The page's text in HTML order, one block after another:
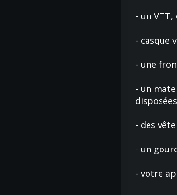
- un
- casque
- une
- un
- des
- un
- votre